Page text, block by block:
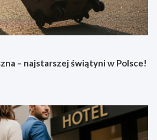
– najstarszej świątyni w Polsce!